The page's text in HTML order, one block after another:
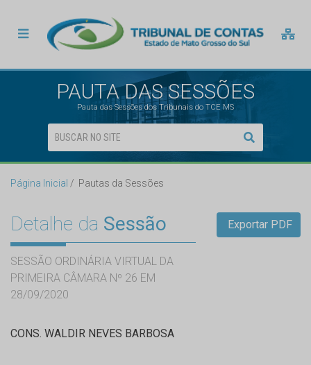
PAUTA DAS SESSÕES
Pauta das Sessões dos Tribunais do TCE MS
Página Inicial Pautas da Sessões
Detalhe da Sessão
SESSÃO ORDINÁRIA VIRTUAL DA
PRIMEIRA CÂMARA Nº 26 EM
28/09/2020
Exportar PDF
CONS. WALDIR NEVES BARBOSA